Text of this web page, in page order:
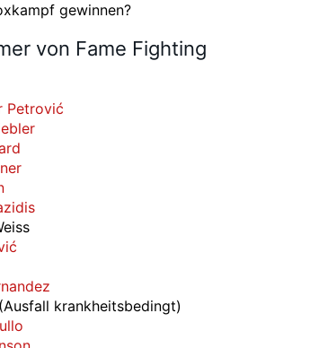
gewinnen?
von Fame Fighting
Petrović
(Ausfall krankheitsbedingt)